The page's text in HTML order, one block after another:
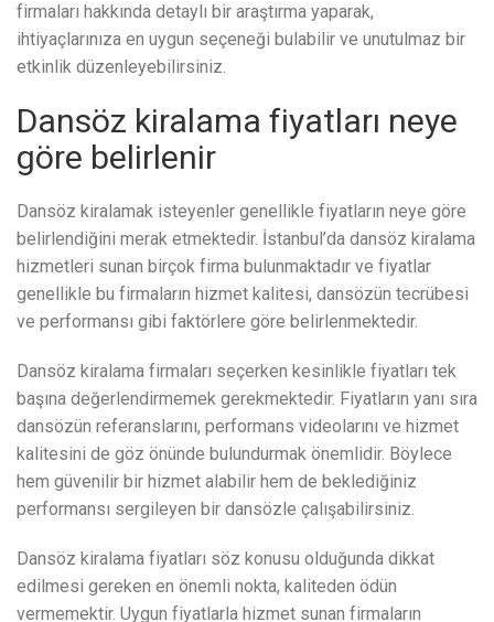
firmaları hakkında detaylı bir araştırma yaparak,
ihtiyaçlarınıza en uygun seçeneği bulabilir ve unutulmaz bir
etkinlik düzenleyebilirsiniz.
Dansöz kiralama fiyatları neye
göre belirlenir
Dansöz kiralamak isteyenler genellikle fiyatların neye göre
belirlendiğini merak etmektedir. İstanbul’da dansöz kiralama
hizmetleri sunan birçok firma bulunmaktadır ve fiyatlar
genellikle bu firmaların hizmet kalitesi, dansözün tecrübesi
ve performansı gibi faktörlere göre belirlenmektedir.
Dansöz kiralama firmaları seçerken kesinlikle fiyatları tek
başına değerlendirmemek gerekmektedir. Fiyatların yanı sıra
dansözün referanslarını, performans videolarını ve hizmet
kalitesini de göz önünde bulundurmak önemlidir. Böylece
hem güvenilir bir hizmet alabilir hem de beklediğiniz
performansı sergileyen bir dansözle çalışabilirsiniz.
Dansöz kiralama fiyatları söz konusu olduğunda dikkat
edilmesi gereken en önemli nokta, kaliteden ödün
vermemektir. Uygun fiyatlarla hizmet sunan firmaların